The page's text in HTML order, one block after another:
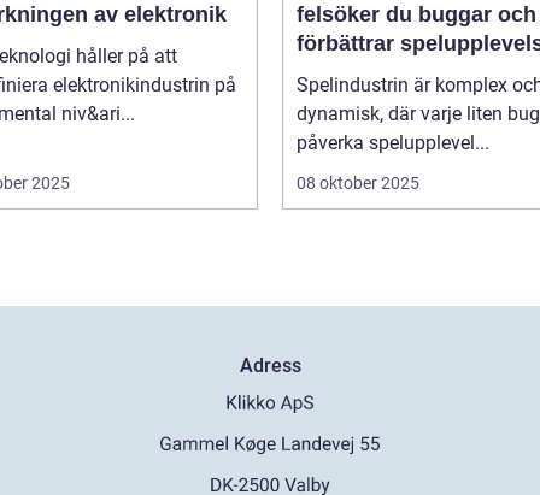
av elektronik
håller på att
elektronikindustrin på
niv&ari...
2025
felsöker du buggar och
förbättrar
Spelindustrin är komplex
dynamisk, där varje liten
påverka spelupplevel...
08 oktober 2025
Adress